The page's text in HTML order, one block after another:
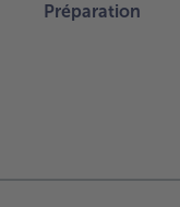
Préparation